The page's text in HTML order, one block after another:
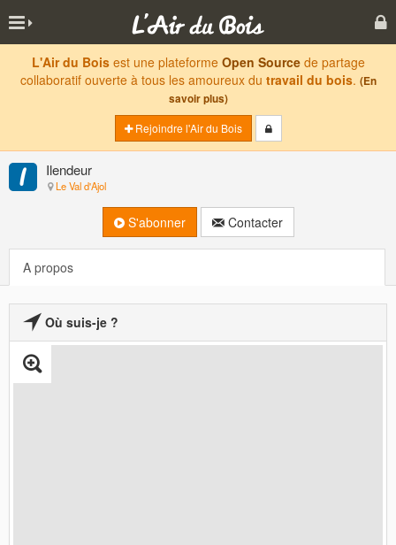
L'Air du Boisest une plateforme Open Sourcede partage
collaboratif ouverte à tous les amoureux du travail du bois. (En
savoir plus)
Rejoindre l'Air du Bois
Ilendeur
Le Val d'Ajol
S'abonner Contacter
A propos
Où suis-je ?